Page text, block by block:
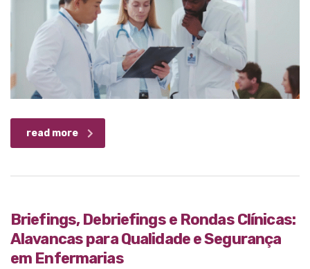
read more
Briefings, Debriefings e Rondas Clínicas:
Alavancas para Qualidade e Segurança
em Enfermarias